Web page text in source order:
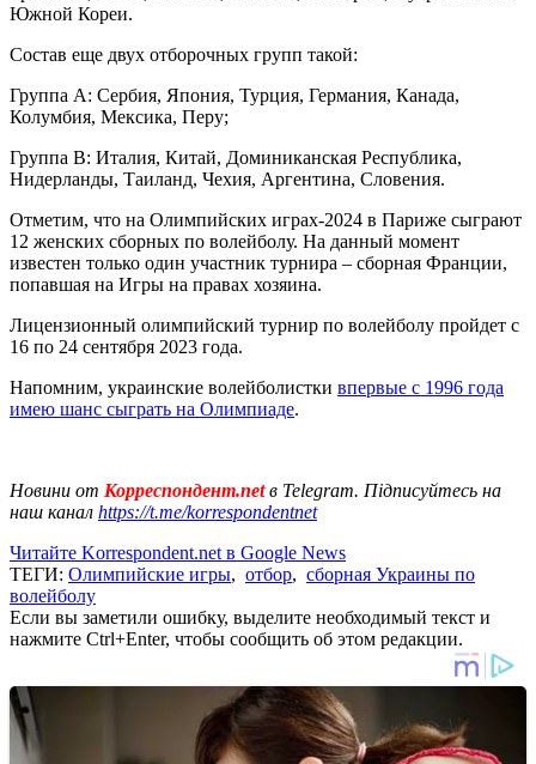
Южной Кореи.
Состав еще двух отборочных групп такой:
Группа А: Сербия, Япония, Турция, Германия, Канада,
Колумбия, Мексика, Перу;
Группа В: Италия, Китай, Доминиканская Республика,
Нидерланды, Таиланд, Чехия, Аргентина, Словения.
Отметим, что на Олимпийских играх-2024 в Париже сыграют
12 женских сборных по волейболу. На данный момент
известен только один участник турнира – сборная Франции,
попавшая на Игры на правах хозяина.
Лицензионный олимпийский турнир по волейболу пройдет с
16 по 24 сентября 2023 года.
Напомним, украинские волейболистки впервые с 1996 года
имею шанс сыграть на Олимпиаде.
Новини от Корреспондент.netв Telegram. Підписуйтесь на
наш канал https://t.me/korrespondentnet
Читайте Korrespondent.net в Google News
ТЕГИ: Олимпийские игры, отбор, сборная Украины по
волейболу
Если вы заметили ошибку, выделите необходимый текст и
нажмите Ctrl+Enter, чтобы сообщить об этом редакции.